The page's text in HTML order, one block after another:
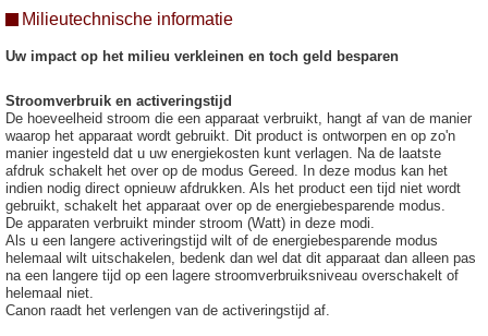
Milieutechnische informatie
Uw impact op het milieu verkleinen en toch geld besparen
Stroomverbruik en activeringstijd
De hoeveelheid stroom die een apparaat verbruikt, hangt af van de manier
waarop het apparaat wordt gebruikt. Dit product is ontworpen en op zo'n
manier ingesteld dat u uw energiekosten kunt verlagen. Na de laatste
afdruk schakelt het over op de modus Gereed. In deze modus kan het
indien nodig direct opnieuw afdrukken. Als het product een tijd niet wordt
gebruikt, schakelt het apparaat over op de energiebesparende modus.
De apparaten verbruikt minder stroom (Watt) in deze modi.
Als u een langere activeringstijd wilt of de energiebesparende modus
helemaal wilt uitschakelen, bedenk dan wel dat dit apparaat dan alleen pas
na een langere tijd op een lagere stroomverbruiksniveau overschakelt of
helemaal niet.
Canon raadt het verlengen van de activeringstijd af.